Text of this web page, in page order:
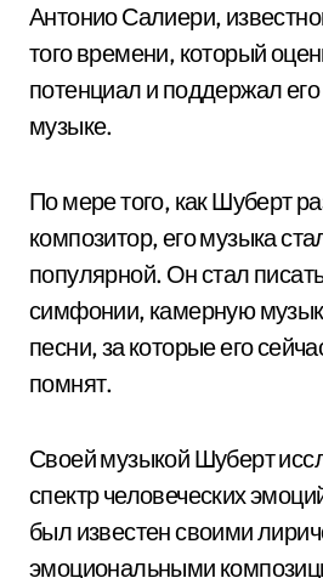
Антонио Салиери,
того времени, который
потенциал и поддержал его
музыке.
По мере того, как Шуберт
композитор, его музыка
популярной. Он стал
симфонии, камерную
песни, за которые его
помнят.
Своей музыкой Шуберт
спектр человеческих
был известен своими
эмоциональными